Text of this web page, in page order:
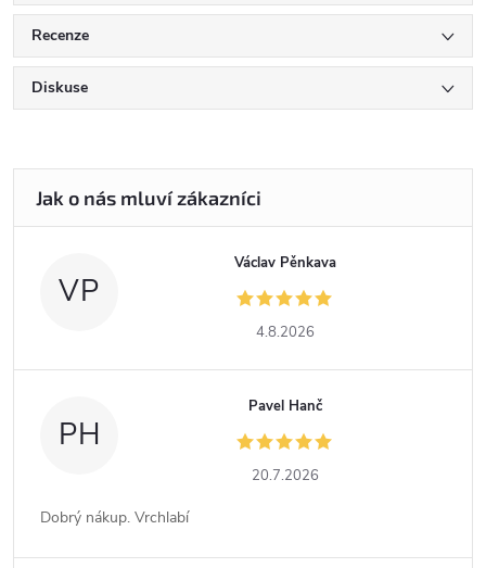
Recenze
Diskuse
VP
Václav Pěnkava
4.8.2026
PH
Pavel Hanč
20.7.2026
Dobrý nákup. Vrchlabí